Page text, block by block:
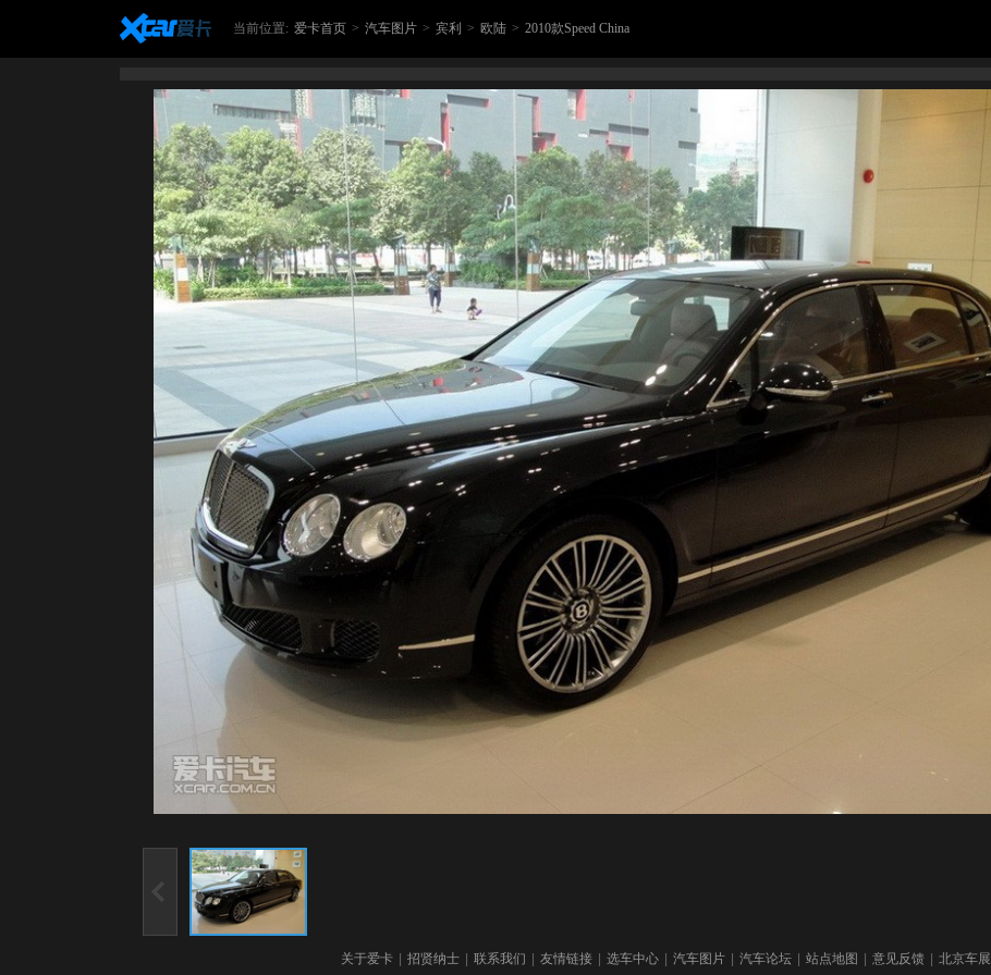
当前位置: 爱卡首页 > 汽车图片 > 宾利 > 欧陆 > 2010款Speed China
关于爱卡 招贤纳士 联系我们 友情链接 选车中心 汽车图片 汽车论坛 站点地图 意见反馈 北京车展